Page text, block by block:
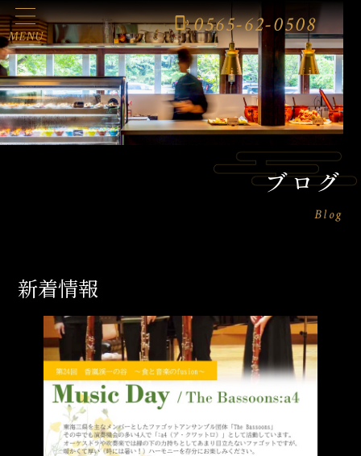
ブログ
Blog
新着情報
MENU
phonelink_ring 0565-62-0508